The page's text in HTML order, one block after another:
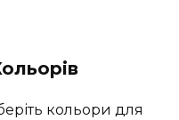
кольори для